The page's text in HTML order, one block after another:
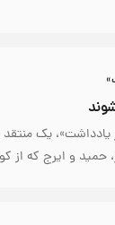
یک
حمید و ایرج که از